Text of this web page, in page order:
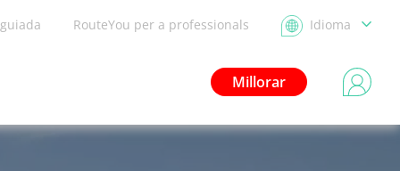
RouteYou per a professionals Idioma
Millorar